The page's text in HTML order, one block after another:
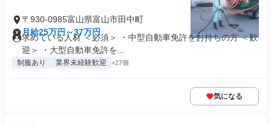
〒930-0985富山県富山市田中町
月給25万円～37万円
求めている人材 ＜必須＞ ・中型自動車免許をお持ちの方 ＜歓
迎＞ ・大型自動車免許を...
制服あり 業界未経験歓迎 +27個
気になる